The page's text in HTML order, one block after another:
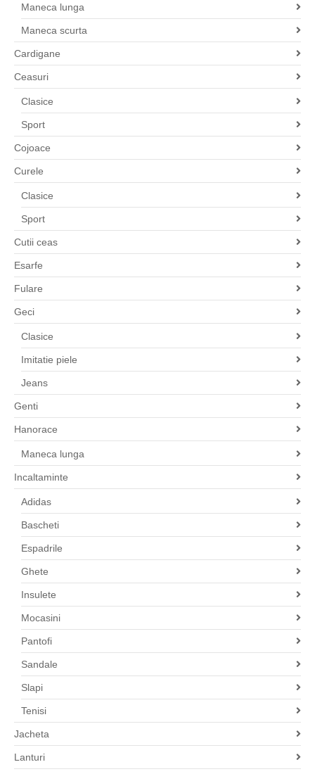
Maneca lunga
Maneca scurta
Cardigane
Ceasuri
Clasice
Sport
Cojoace
Curele
Clasice
Sport
Cutii ceas
Esarfe
Fulare
Geci
Clasice
Imitatie piele
Jeans
Genti
Hanorace
Maneca lunga
Incaltaminte
Adidas
Bascheti
Espadrile
Ghete
Insulete
Mocasini
Pantofi
Sandale
Slapi
Tenisi
Jacheta
Lanturi